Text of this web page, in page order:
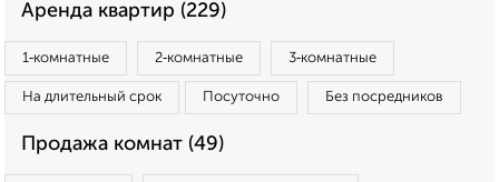
Аренда квартир (229)
1‑комнатные 2‑комнатные 3‑комнатные
На длительный срок Посуточно Без посредников
Продажа комнат (49)